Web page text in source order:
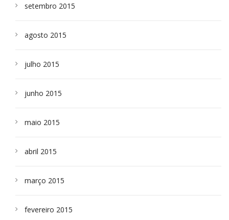
setembro 2015
agosto 2015
julho 2015
junho 2015
maio 2015
abril 2015
março 2015
fevereiro 2015